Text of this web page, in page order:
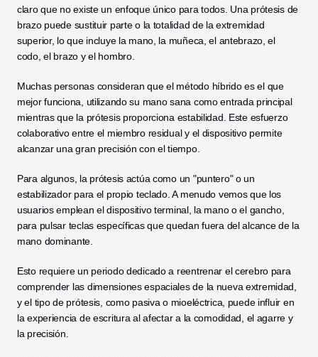
claro que no existe un enfoque único para todos. Una prótesis de
brazo puede sustituir parte o la totalidad de la extremidad
superior, lo que incluye la mano, la muñeca, el antebrazo, el
codo, el brazo y el hombro.
Muchas personas consideran que el método híbrido es el que
mejor funciona, utilizando su mano sana como entrada principal
mientras que la prótesis proporciona estabilidad. Este esfuerzo
colaborativo entre el miembro residual y el dispositivo permite
alcanzar una gran precisión con el tiempo.
Para algunos, la prótesis actúa como un "puntero" o un
estabilizador para el propio teclado. A menudo vemos que los
usuarios emplean el dispositivo terminal, la mano o el gancho,
para pulsar teclas específicas que quedan fuera del alcance de la
mano dominante.
Esto requiere un periodo dedicado a reentrenar el cerebro para
comprender las dimensiones espaciales de la nueva extremidad,
y el tipo de prótesis, como pasiva o mioeléctrica, puede influir en
la experiencia de escritura al afectar a la comodidad, el agarre y
la precisión.